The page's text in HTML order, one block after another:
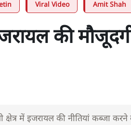
Viral Video Amit Shah
की
क्षेत्र में इजरायल की नीतियां कब्जा